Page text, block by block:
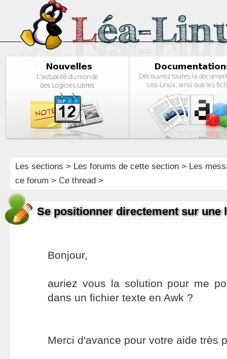
Les sections > Les forums de cette section> Les
ce forum > Ce thread >
Se positionner directement sur une
Bonjour,
auriez vous la solution pour me
dans un fichier texte en Awk ?
Merci d'avance pour votre aide très